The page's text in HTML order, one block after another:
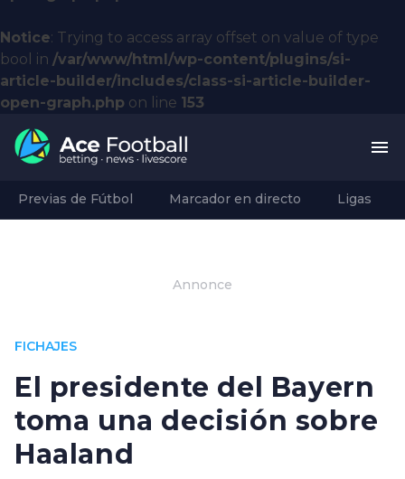
Notice: Trying to access array offset on value of type
bool in /var/www/html/wp-content/plugins/si-
article-builder/includes/class-si-article-builder-
open-graph.php on line 153
Previas de Fútbol Marcador en directo Ligas
Annonce
FICHAJES
El presidente del Bayern
toma una decisión sobre
Haaland